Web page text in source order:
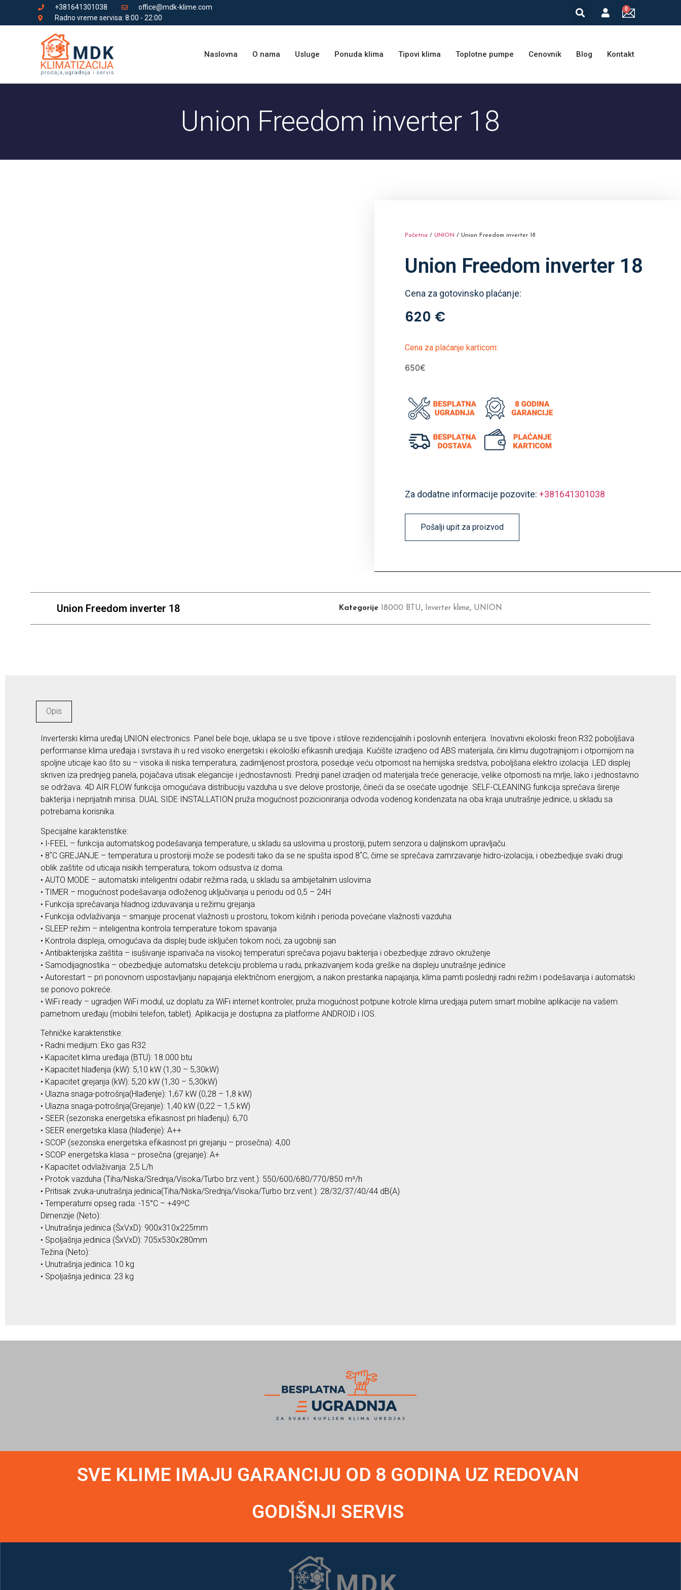
+381641301038
office@mdk-klime.com
Radno vreme servisa: 8:00 - 22:00
Naslovna O nama Usluge Ponuda klima Tipovi klima Toplotne pumpe Cenovnik Blog Kontakt
Union Freedom inverter 18
Početna /UNION / Union Freedom inverter 18
Union Freedom inverter 18
Cena za gotovinsko plaćanje:
620 €
Cena za plaćanje karticom:
650€
Za dodatne informacije pozovite:+381641301038
Pošalji upit za proizvod
Union Freedom inverter 18 Kategorije 18000 BTU, Inverter klime, UNION
Opis
Inverterski klima uređaj UNION electronics. Panel bele boje, uklapa se u sve tipove i stilove rezidencijalnih i poslovnih enterijera. Inovativni ekoloski freon R32 poboljšava
performanse klima uređaja i svrstava ih u red visoko energetski i ekološki efikasnih uredjaja. Kućište izradjeno od ABS materijala, čini klimu dugotrajnijom i otpornijom na
spoljne uticaje kao što su – visoka ili niska temperatura, zadimljenost prostora, poseduje veću otpornost na hemijska sredstva, poboljšana elektro izolacija. LED displej
skriven iza prednjeg panela, pojačava utisak elegancije i jednostavnosti. Prednji panel izradjen od materijala treće generacije, velike otpornosti na mrlje, lako i jednostavno
se održava. 4D AIR FLOW funkcija omogućava distribuciju vazduha u sve delove prostorije, čineći da se osećate ugodnije. SELF-CLEANING funkcija sprečava širenje
bakterija i neprijatnih mirisa. DUAL SIDE INSTALLATION pruža mogućnost pozicioniranja odvoda vodenog kondenzata na oba kraja unutrašnje jedinice, u skladu sa
potrebama korisnika.
Specijalne karakteristike:
• I-FEEL – funkcija automatskog podešavanja temperature, u skladu sa uslovima u prostoriji, putem senzora u daljinskom upravljaču.
• 8˚C GREJANJE – temperatura u prostoriji može se podesiti tako da se ne spušta ispod 8˚C, čime se sprečava zamrzavanje hidro-izolacija, i obezbedjuje svaki drugi
oblik zaštite od uticaja nisikih temperatura, tokom odsustva iz doma.
• AUTO MODE – automatski inteligentni odabir režima rada, u skladu sa ambijetalnim uslovima
• TIMER – mogućnost podešavanja odloženog uključivanja u periodu od 0,5 – 24H
• Funkcija sprečavanja hladnog izduvavanja u režimu grejanja
• Funkcija odvlaživanja – smanjuje procenat vlažnosti u prostoru, tokom kišnih i perioda povećane vlažnosti vazduha
• SLEEP režim – inteligentna kontrola temperature tokom spavanja
• Kontrola displeja, omogućava da displej bude isključen tokom noći, za ugobniji san
• Antibakterijska zaštita – isušivanje isparivača na visokoj temperaturi sprečava pojavu bakterija i obezbedjuje zdravo okruženje
• Samodijagnostika – obezbedjuje automatsku detekciju problema u radu, prikazivanjem koda greške na displeju unutrašnje jedinice
• Autorestart – pri ponovnom uspostavljanju napajanja električnom energijom, a nakon prestanka napajanja, klima pamti poslednji radni režim i podešavanja i automatski
se ponovo pokreće.
• WiFi ready – ugradjen WiFi modul, uz doplatu za WiFi internet kontroler, pruža mogućnost potpune kotrole klima uredjaja putem smart mobilne aplikacije na vašem
pametnom uređaju (mobilni telefon, tablet). Aplikacija je dostupna za platforme ANDROID i IOS.
Tehničke karakteristike:
• Radni medijum: Eko gas R32
• Kapacitet klima uređaja (BTU): 18.000 btu
• Kapacitet hlađenja (kW): 5,10 kW (1,30 – 5,30kW)
• Kapacitet grejanja (kW): 5,20 kW (1,30 – 5,30kW)
• Ulazna snaga-potrošnja(Hlađenje): 1,67 kW (0,28 – 1,8 kW)
• Ulazna snaga-potrošnja(Grejanje): 1,40 kW (0,22 – 1,5 kW)
• SEER (sezonska energetska efikasnost pri hlađenju): 6,70
• SEER energetska klasa (hlađenje): A++
• SCOP (sezonska energetska efikasnost pri grejanju – prosečna): 4,00
• SCOP energetska klasa – prosečna (grejanje): A+
• Kapacitet odvlaživanja: 2,5 L/h
• Protok vazduha (Tiha/Niska/Srednja/Visoka/Turbo brz.vent.): 550/600/680/770/850 m³/h
• Pritisak zvuka-unutrašnja jedinica(Tiha/Niska/Srednja/Visoka/Turbo brz.vent.): 28/32/37/40/44 dB(A)
• Temperaturni opseg rada: -15°C – +49ºC
Dimenzije (Neto):
• Unutrašnja jedinica (ŠxVxD): 900x310x225mm
• Spoljašnja jedinica (ŠxVxD): 705x530x280mm
Težina (Neto):
• Unutrašnja jedinica: 10 kg
• Spoljašnja jedinica: 23 kg
SVE KLIME IMAJU GARANCIJU OD 8 GODINA UZ REDOVAN
GODIŠNJI SERVIS